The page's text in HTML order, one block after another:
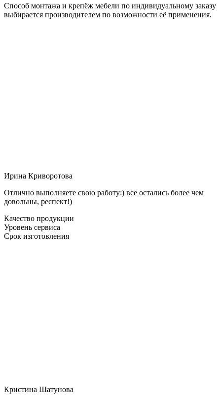
Способ монтажа и крепёж мебели по индивидуальному заказу
выбирается производителем по возможности её применения.
Ирина Криворотова
Отлично выполняете свою работу:) все остались более чем
довольны, респект!)
Качество продукции
Уровень сервиса
Срок изготовления
Кристина Шатунова